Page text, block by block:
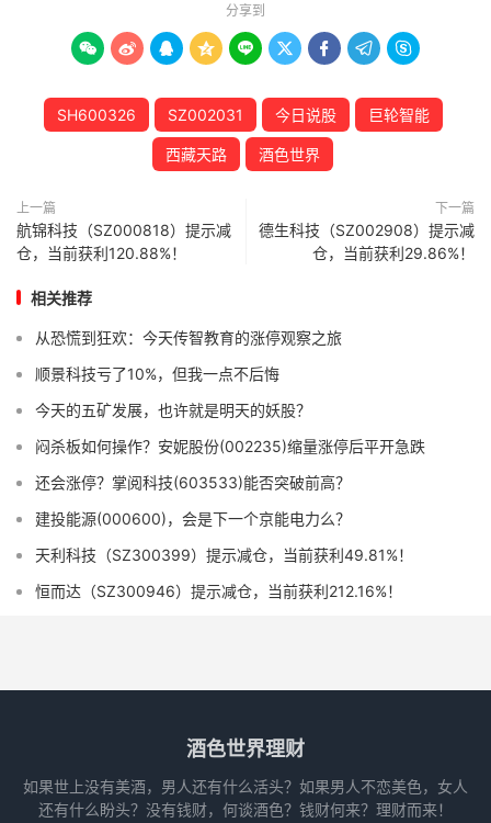
分享到
        
SH600326 SZ002031 今日说股 巨轮智能
西藏天路 酒色世界
上一篇
航锦科技（SZ000818）提示减
仓，当前获利120.88%！
下一篇
德生科技（SZ002908）提示减
仓，当前获利29.86%！
相关推荐
从恐慌到狂欢：今天传智教育的涨停观察之旅
顺景科技亏了10%，但我一点不后悔
今天的五矿发展，也许就是明天的妖股？
闷杀板如何操作？安妮股份(002235)缩量涨停后平开急跌
还会涨停？掌阅科技(603533)能否突破前高？
建投能源(000600)，会是下一个京能电力么？
天利科技（SZ300399）提示减仓，当前获利49.81%！
恒而达（SZ300946）提示减仓，当前获利212.16%！
酒色世界理财
如果世上没有美酒，男人还有什么活头？如果男人不恋美色，女人
还有什么盼头？没有钱财，何谈酒色？钱财何来？理财而来！